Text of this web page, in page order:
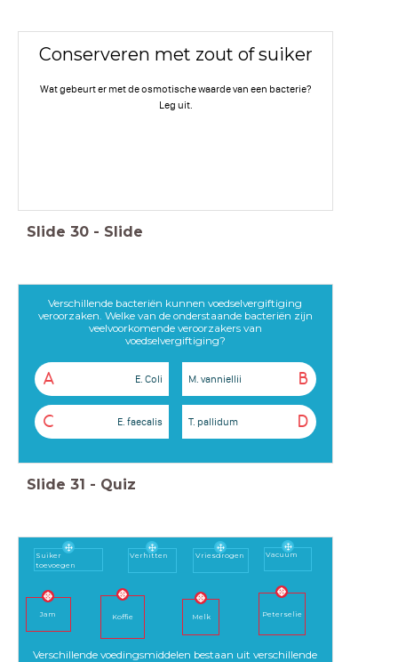
Conserveren met zout of suiker
Wat gebeurt er met de osmotische waarde van een bacterie?
Leg uit.
Slide 30 - Slide
Verschillende bacteriën kunnen voedselvergiftiging
veroorzaken. Welke van de onderstaande bacteriën zijn
veelvoorkomende veroorzakers van
voedselvergiftiging?
A E. Coli B
M. vanniellii
C E. faecalis D
T. pallidum
Slide 31 - Quiz
Verschillende voedingsmiddelen bestaan uit verschillende
Jam Melk
Koffie Peterselie
Suiker
toevoegen
Verhitten Vriesdrogen Vacuum